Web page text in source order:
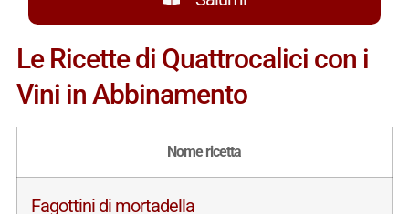
Le Ricette di Quattrocalici con i
Vini in Abbinamento
Nome ricetta
Fagottini di mortadella